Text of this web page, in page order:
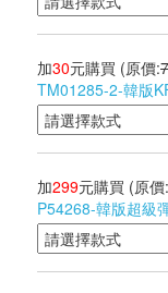
加30元購買 (原價:
TM01285-2-韓版
加299元購買 (原價:
P54268-韓版超級